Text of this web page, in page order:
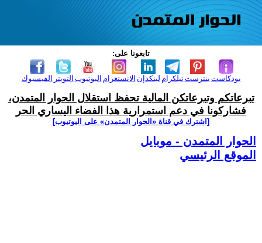
تابعونا على:
الفيسبوك التويتر اليوتيوب الانستغرام لينكدإن تيلكرامبنترست بودكاست
تبرعاتكم وتبرعاتكن المالية تحفظ استقلال الحوار المتمدن،
فشاركونا في دعم استمرارية هذا الفضاء اليساري الحر
[اشترك في قناة ‫«الحوار المتمدن» على اليوتيوب]
الحوار المتمدن - موبايل
الموقع الرئيسي